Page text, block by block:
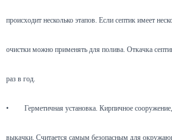
происходит несколько этапов. Если септик имеет
очистки можно применять для полива. Откачка
раз в год.
• Герметичная установка. Кирпичное
выкачки. Считается самым безопасным для